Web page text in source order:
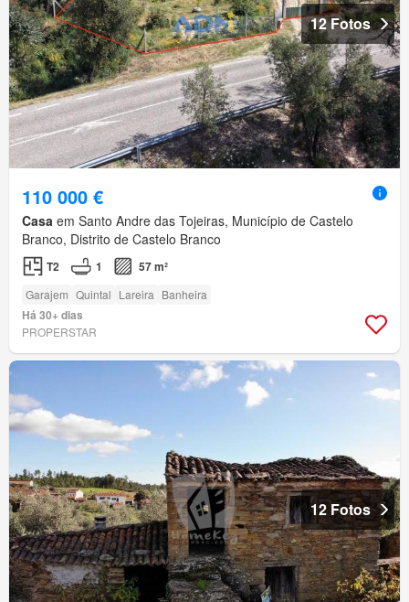
12 Fotos
110 000 €
Casa em Santo Andre das Tojeiras, Município de Castelo
Branco, Distrito de Castelo Branco
T2 1 57 m²
Garajem Quintal Lareira Banheira
Há 30+ dias
PROPERSTAR
12 Fotos